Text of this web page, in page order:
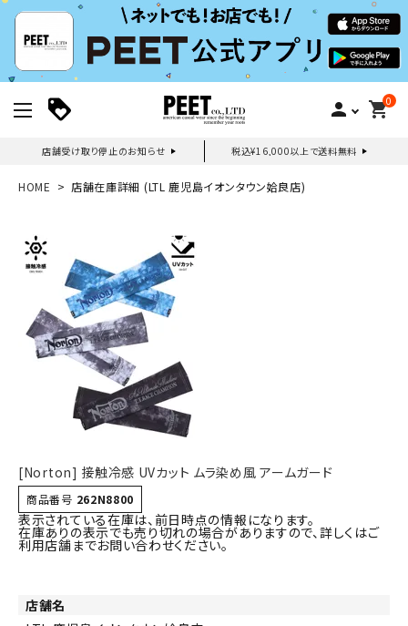
person 0
shopping_cart
店舗受け取り停止のお知らせ 税込¥16,000以上で送料無料
新規会員登録｜ログイン
ご利用ガイド
詳しい条件から探す
HOME 店舗在庫詳細 (LTL 鹿児島イオンタウン姶良店)
[Norton] 接触冷感 UVカット ムラ染め風 アームガード
商品番号 262N8800
表示されている在庫は、前日時点の情報になります。
在庫ありの表示でも売り切れの場合がありますので、詳しくはご
利用店舗までお問い合わせください。
店舗名